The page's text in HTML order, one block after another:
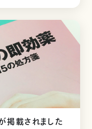
掲載されました